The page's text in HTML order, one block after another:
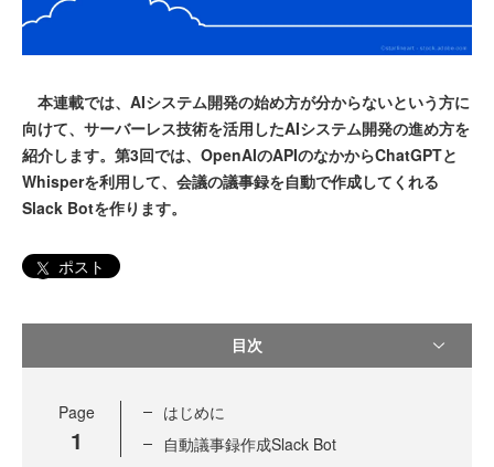
本連載では、AIシステム開発の始め方が分からないという方に
向けて、サーバーレス技術を活用したAIシステム開発の進め方を
紹介します。第3回では、OpenAIのAPIのなかからChatGPTと
Whisperを利用して、会議の議事録を自動で作成してくれる
Slack Botを作ります。
ポスト
目次
Page
1
はじめに
自動議事録作成Slack Bot